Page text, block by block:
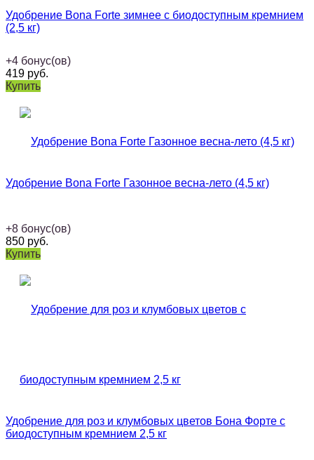
Удобрение Bona Forte зимнее с биодоступным кремнием
(2,5 кг)
+4 бонус(ов)
419 руб.
Купить
Удобрение Bona Forte Газонное весна-лето (4,5 кг)
+8 бонус(ов)
850 руб.
Купить
Удобрение для роз и клумбовых цветов Бона Форте с
биодоступным кремнием 2,5 кг